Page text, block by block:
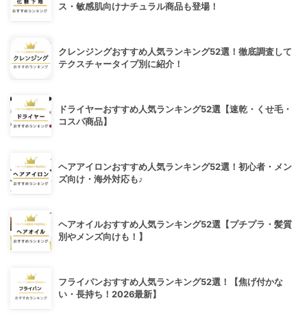
ス・敏感肌向けナチュラル商品も登場！
クレンジングおすすめ人気ランキング52選！徹底調査して
テクスチャータイプ別に紹介！
ドライヤーおすすめ人気ランキング52選【速乾・くせ毛・
コスパ商品】
ヘアアイロンおすすめ人気ランキング52選！初心者・メン
ズ向け・海外対応も♪
ヘアオイルおすすめ人気ランキング52選【プチプラ・髪質
別やメンズ向けも！】
フライパンおすすめ人気ランキング52選！【焦げ付かな
い・長持ち！2026最新】